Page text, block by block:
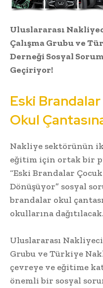
Uluslararası
Çalışma Grubu ve
Derneği Sosyal
Geçiriyor!
Eski
Okul
Nakliye sektörünün
eğitim için ortak bir
“Eski Brandalar
Dönüşüyor” sosyal
brandalar okul
okullarına dağıtılacak.
Uluslararası
Grubu ve Türkiye
çevreye ve eğitime
önemli bir sosyal